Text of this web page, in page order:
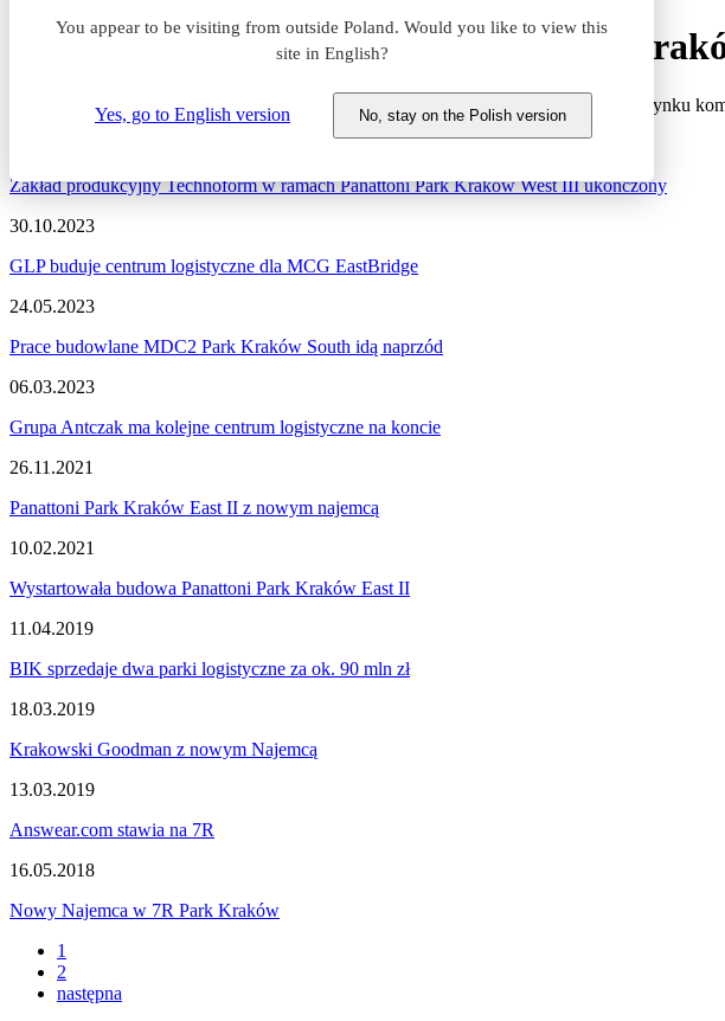
You appear to be visiting from outside Poland. Would you like to view this
site in English?
Yes, go to English version No, stay on the Polish version
Aktualności z rynku magazynowego
Zapraszamy do zapoznania się z najnowszymi informacjami dotyczącymi sytuacji na rynku
Zakład produkcyjny Technoform w ramach Panattoni Park Kraków West III ukończony
30.10.2023
GLP buduje centrum logistyczne dla MCG EastBridge
24.05.2023
Prace budowlane MDC2 Park Kraków South idą naprzód
06.03.2023
Grupa Antczak ma kolejne centrum logistyczne na koncie
26.11.2021
Panattoni Park Kraków East II z nowym najemcą
10.02.2021
Wystartowała budowa Panattoni Park Kraków East II
11.04.2019
BIK sprzedaje dwa parki logistyczne za ok. 90 mln zł
18.03.2019
Krakowski Goodman z nowym Najemcą
13.03.2019
Answear.com stawia na 7R
16.05.2018
Nowy Najemca w 7R Park Kraków
1
2
następna